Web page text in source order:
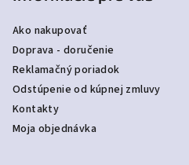
Ako nakupovať
Doprava - doručenie
Reklamačný poriadok
Odstúpenie od kúpnej zmluvy
Kontakty
Moja objednávka